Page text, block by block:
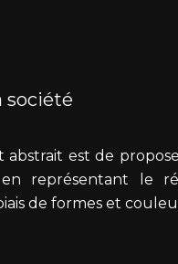
société
abstrait est de
représentant le
de formes et